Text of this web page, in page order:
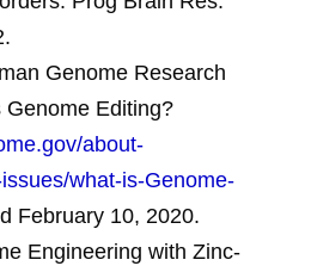
Genome Research
Genome Editing?
about-
what-is-Genome-
February 10, 2020.
Engineering with Zinc-